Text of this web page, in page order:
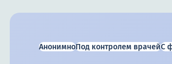
АнонимноПод контролем врачейС